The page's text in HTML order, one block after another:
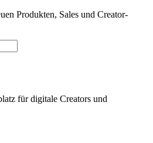
Produkten, Sales und Creator-
für digitale Creators und